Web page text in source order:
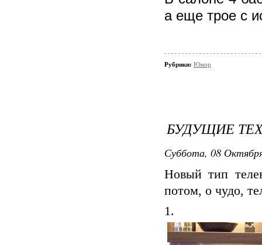
а еще трое с
Рубрики: Юмор
БУДУЩИЕ
Суббота, 08
Новый тип
потом, о чудо,
1.